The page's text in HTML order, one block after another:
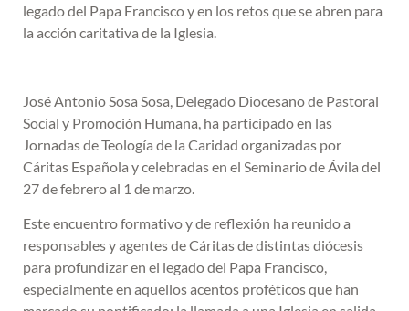
legado del Papa Francisco y en los retos que se abren para
la acción caritativa de la Iglesia.
José Antonio Sosa Sosa, Delegado Diocesano de Pastoral
Social y Promoción Humana, ha participado en las
Jornadas de Teología de la Caridad organizadas por
Cáritas Española y celebradas en el Seminario de Ávila del
27 de febrero al 1 de marzo.
Este encuentro formativo y de reflexión ha reunido a
responsables y agentes de Cáritas de distintas diócesis
para profundizar en el legado del Papa Francisco,
especialmente en aquellos acentos proféticos que han